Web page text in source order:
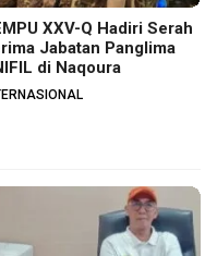
XXV-Q Hadiri Serah
Jabatan Panglima
di Naqoura